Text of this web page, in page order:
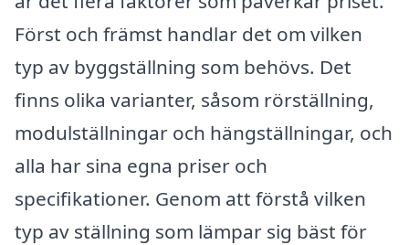
Först och främst handlar det om vilken
typ av byggställning som behövs. Det
finns olika varianter, såsom rörställning,
modulställningar och hängställningar, och
alla har sina egna priser och
specifikationer. Genom att förstå vilken
typ av ställning som lämpar sig bäst för